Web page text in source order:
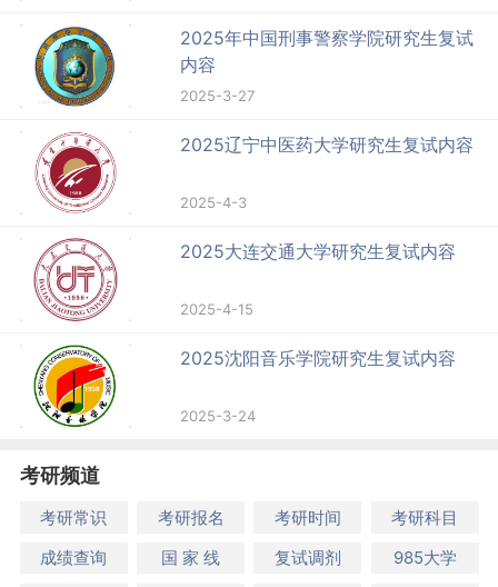
2025年中国刑事警察学院研究生复试
内容
2025-3-27
2025辽宁中医药大学研究生复试内容
2025-4-3
2025大连交通大学研究生复试内容
2025-4-15
2025沈阳音乐学院研究生复试内容
2025-3-24
考研频道
考研常识 考研报名 考研时间
考研科目
成绩查询
国 家 线 复试调剂 985大学